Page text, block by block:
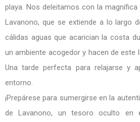
playa. Nos deleitamos con la
Lavanono, que se extiende a lo largo
cálidas aguas que acarician la costa
un ambiente acogedor y hacen de este
Una tarde perfecta para relajarse y
entorno.
¡Prepárese para sumergirse en la
de Lavanono, un tesoro oculto en